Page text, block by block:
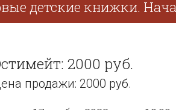
детские книжки.
2000 руб.
продажи: 2000 руб.